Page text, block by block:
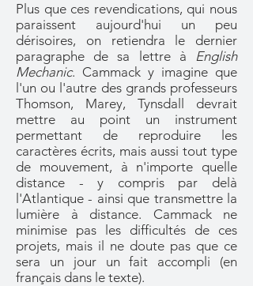
Plus que ces revendications, qui nous
paraissent aujourd'hui un peu
dérisoires, on retiendra le dernier
paragraphe de sa lettre à English
Mechanic. Cammack y imagine que
l'un ou l'autre des grands professeurs
Thomson, Marey, Tynsdall devrait
mettre au point un instrument
permettant de reproduire les
caractères écrits, mais aussi tout type
de mouvement, à n'importe quelle
distance - y compris par delà
l'Atlantique - ainsi que transmettre la
lumière à distance. Cammack ne
minimise pas les difficultés de ces
projets, mais il ne doute pas que ce
sera un jour un fait accompli (en
français dans le texte).